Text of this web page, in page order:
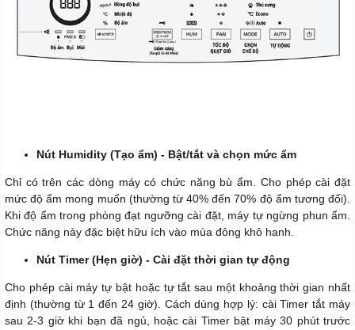
Nút Humidity (Tạo ẩm) - Bật/tắt và chọn mức ẩm
Chỉ có trên các dòng máy có chức năng bù ẩm. Cho phép cài đặt
mức độ ẩm mong muốn (thường từ 40% đến 70% độ ẩm tương đối).
Khi độ ẩm trong phòng đạt ngưỡng cài đặt, máy tự ngừng phun ẩm.
Chức năng này đặc biệt hữu ích vào mùa đông khô hanh.
Nút Timer (Hẹn giờ) - Cài đặt thời gian tự động
Cho phép cài máy tự bật hoặc tự tắt sau một khoảng thời gian nhất
định (thường từ 1 đến 24 giờ). Cách dùng hợp lý: cài Timer tắt máy
sau 2-3 giờ khi bạn đã ngủ, hoặc cài Timer bật máy 30 phút trước